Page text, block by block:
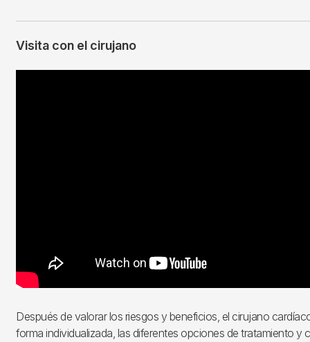
Visita con el cirujano
Después de valorar los riesgos y beneficios, el cirujano
forma individualizada, las diferentes opciones de tratamiento y